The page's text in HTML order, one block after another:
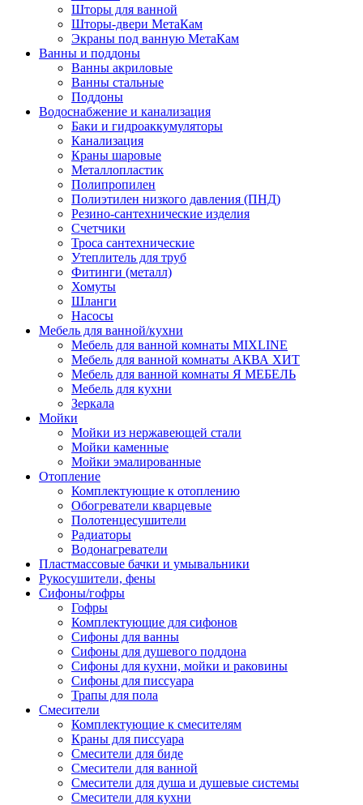
Шторы для ванной
Шторы-двери МетаКам
Экраны под ванную МетаКам
Ванны и поддоны
Ванны акриловые
Ванны стальные
Поддоны
Водоснабжение и канализация
Баки и гидроаккумуляторы
Канализация
Краны шаровые
Металлопластик
Полипропилен
Полиэтилен низкого давления (ПНД)
Резино-сантехнические изделия
Счетчики
Троса сантехнические
Утеплитель для труб
Фитинги (металл)
Хомуты
Шланги
Насосы
Мебель для ванной/кухни
Мебель для ванной комнаты MIXLINE
Мебель для ванной комнаты АКВА ХИТ
Мебель для ванной комнаты Я МЕБЕЛЬ
Мебель для кухни
Зеркала
Мойки
Мойки из нержавеющей стали
Мойки каменные
Мойки эмалированные
Отопление
Комплектующие к отоплению
Обогреватели кварцевые
Полотенцесушители
Радиаторы
Водонагреватели
Пластмассовые бачки и умывальники
Рукосушители, фены
Сифоны/гофры
Гофры
Комплектующие для сифонов
Сифоны для ванны
Сифоны для душевого поддона
Сифоны для кухни, мойки и раковины
Сифоны для писсуара
Трапы для пола
Смесители
Комплектующие к смесителям
Краны для писсуара
Смесители для биде
Смесители для ванной
Смесители для душа и душевые системы
Смесители для кухни